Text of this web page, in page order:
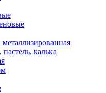
калька